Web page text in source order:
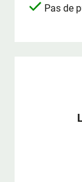
Pas de